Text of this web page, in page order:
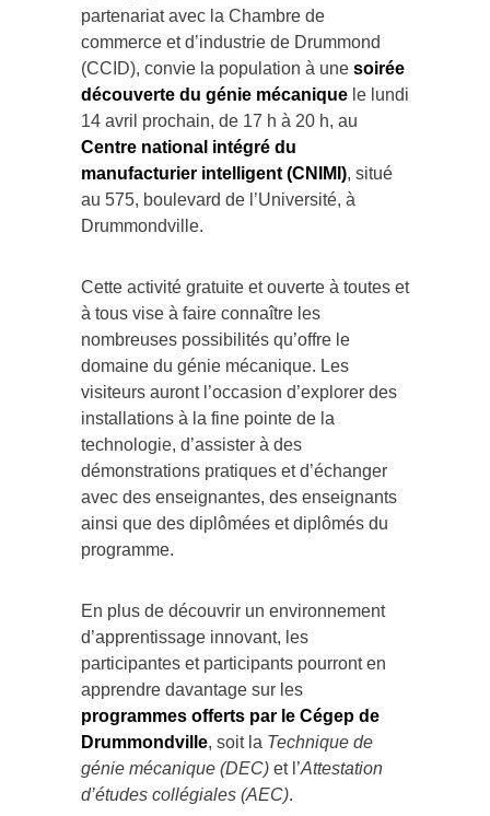
partenariat avec la Chambre de
commerce et d’industrie de Drummond
(CCID), convie la population à une soirée
découverte du génie mécanique le lundi
14 avril prochain, de 17 h à 20 h, au
Centre national intégré du
manufacturier intelligent (CNIMI), situé
au 575, boulevard de l’Université, à
Drummondville.
Cette activité gratuite et ouverte à toutes et
à tous vise à faire connaître les
nombreuses possibilités qu’offre le
domaine du génie mécanique. Les
visiteurs auront l’occasion d’explorer des
installations à la fine pointe de la
technologie, d’assister à des
démonstrations pratiques et d’échanger
avec des enseignantes, des enseignants
ainsi que des diplômées et diplômés du
programme.
En plus de découvrir un environnement
d’apprentissage innovant, les
participantes et participants pourront en
apprendre davantage sur les
programmes offerts par le Cégep de
Drummondville, soit la Technique de
génie mécanique (DEC) et l’Attestation
d’études collégiales (AEC).